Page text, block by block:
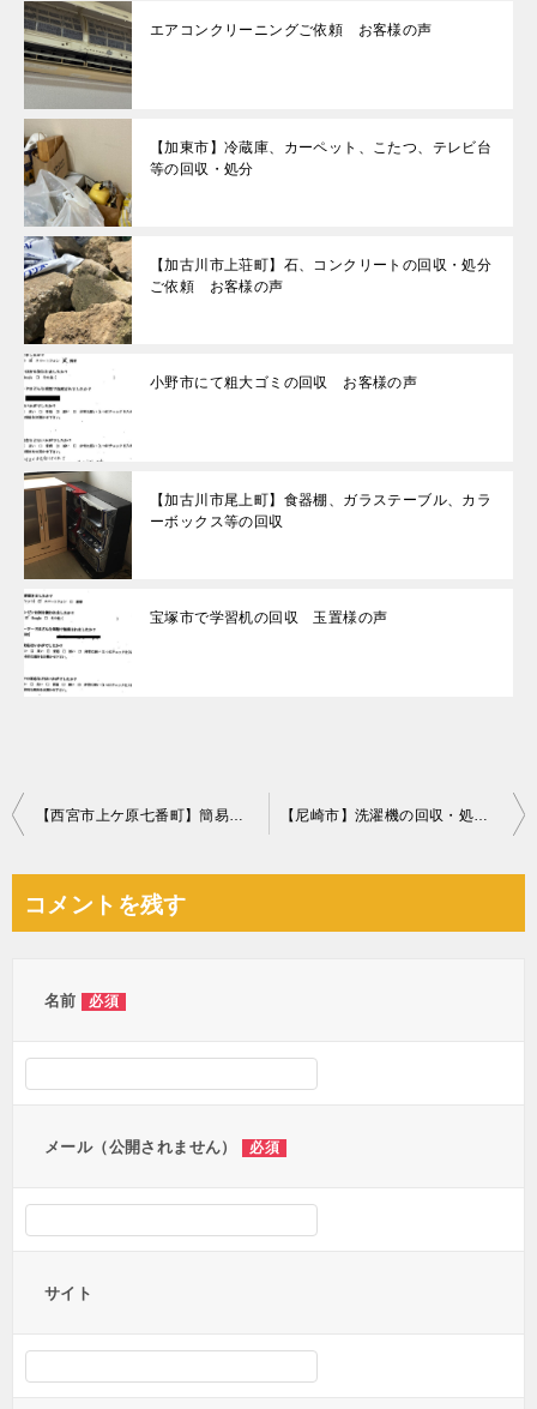
エアコンクリーニングご依頼 お客様の声
【加東市】冷蔵庫、カーペット、こたつ、テレビ台
等の回収・処分
【加古川市上荘町】石、コンクリートの回収・処分
ご依頼 お客様の声
小野市にて粗大ゴミの回収 お客様の声
【加古川市尾上町】食器棚、ガラステーブル、カラ
ーボックス等の回収
宝塚市で学習机の回収 玉置様の声
投
ビ
【西宮市上ケ原七番町】簡易ソファー、自転車等の回収・処分 【尼崎市】洗濯機の回収・処分ご依頼 お客様の声
コメントを残す
名前 必須
メール（公開されません） 必須
サイト